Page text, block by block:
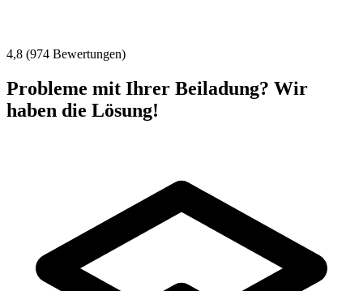
4,8 (974 Bewertungen)
Probleme mit Ihrer Beiladung? Wir
haben die Lösung!